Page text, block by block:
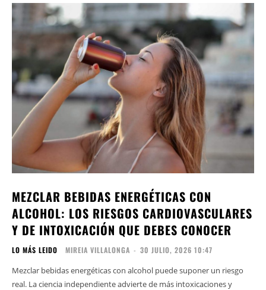
MEZCLAR BEBIDAS ENERGÉTICAS CON
ALCOHOL: LOS RIESGOS CARDIOVASCULARES
Y DE INTOXICACIÓN QUE DEBES CONOCER
LO MÁS LEIDO MIREIA VILLALONGA - 30 JULIO, 2026 10:47
Mezclar bebidas energéticas con alcohol puede suponer un riesgo
real. La ciencia independiente advierte de más intoxicaciones y